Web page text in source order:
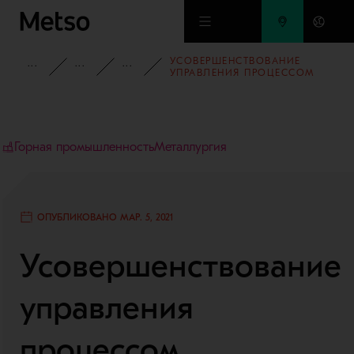
Перейти к основному содержимому
БАЗА ЗНАНИЙ
БЛОГ БЛОГ ГОРНОЙ
УСОВЕРШЕНСТВОВАНИЕ
УПРАВЛЕНИЯ ПРОЦЕССОМ
Горная промышленностьМеталлургия
ОПУБЛИКОВАНО МАР. 5, 2021
Усовершенствование
управления